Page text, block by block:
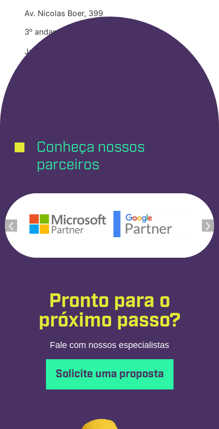
Av. Nicolas Boer, 399
3º andar (WeWork)
Jardim das Perdizes
Conheça nossos
parceiros
Pronto para o
próximo passo?
Fale com nossos especialistas
Solicite uma proposta